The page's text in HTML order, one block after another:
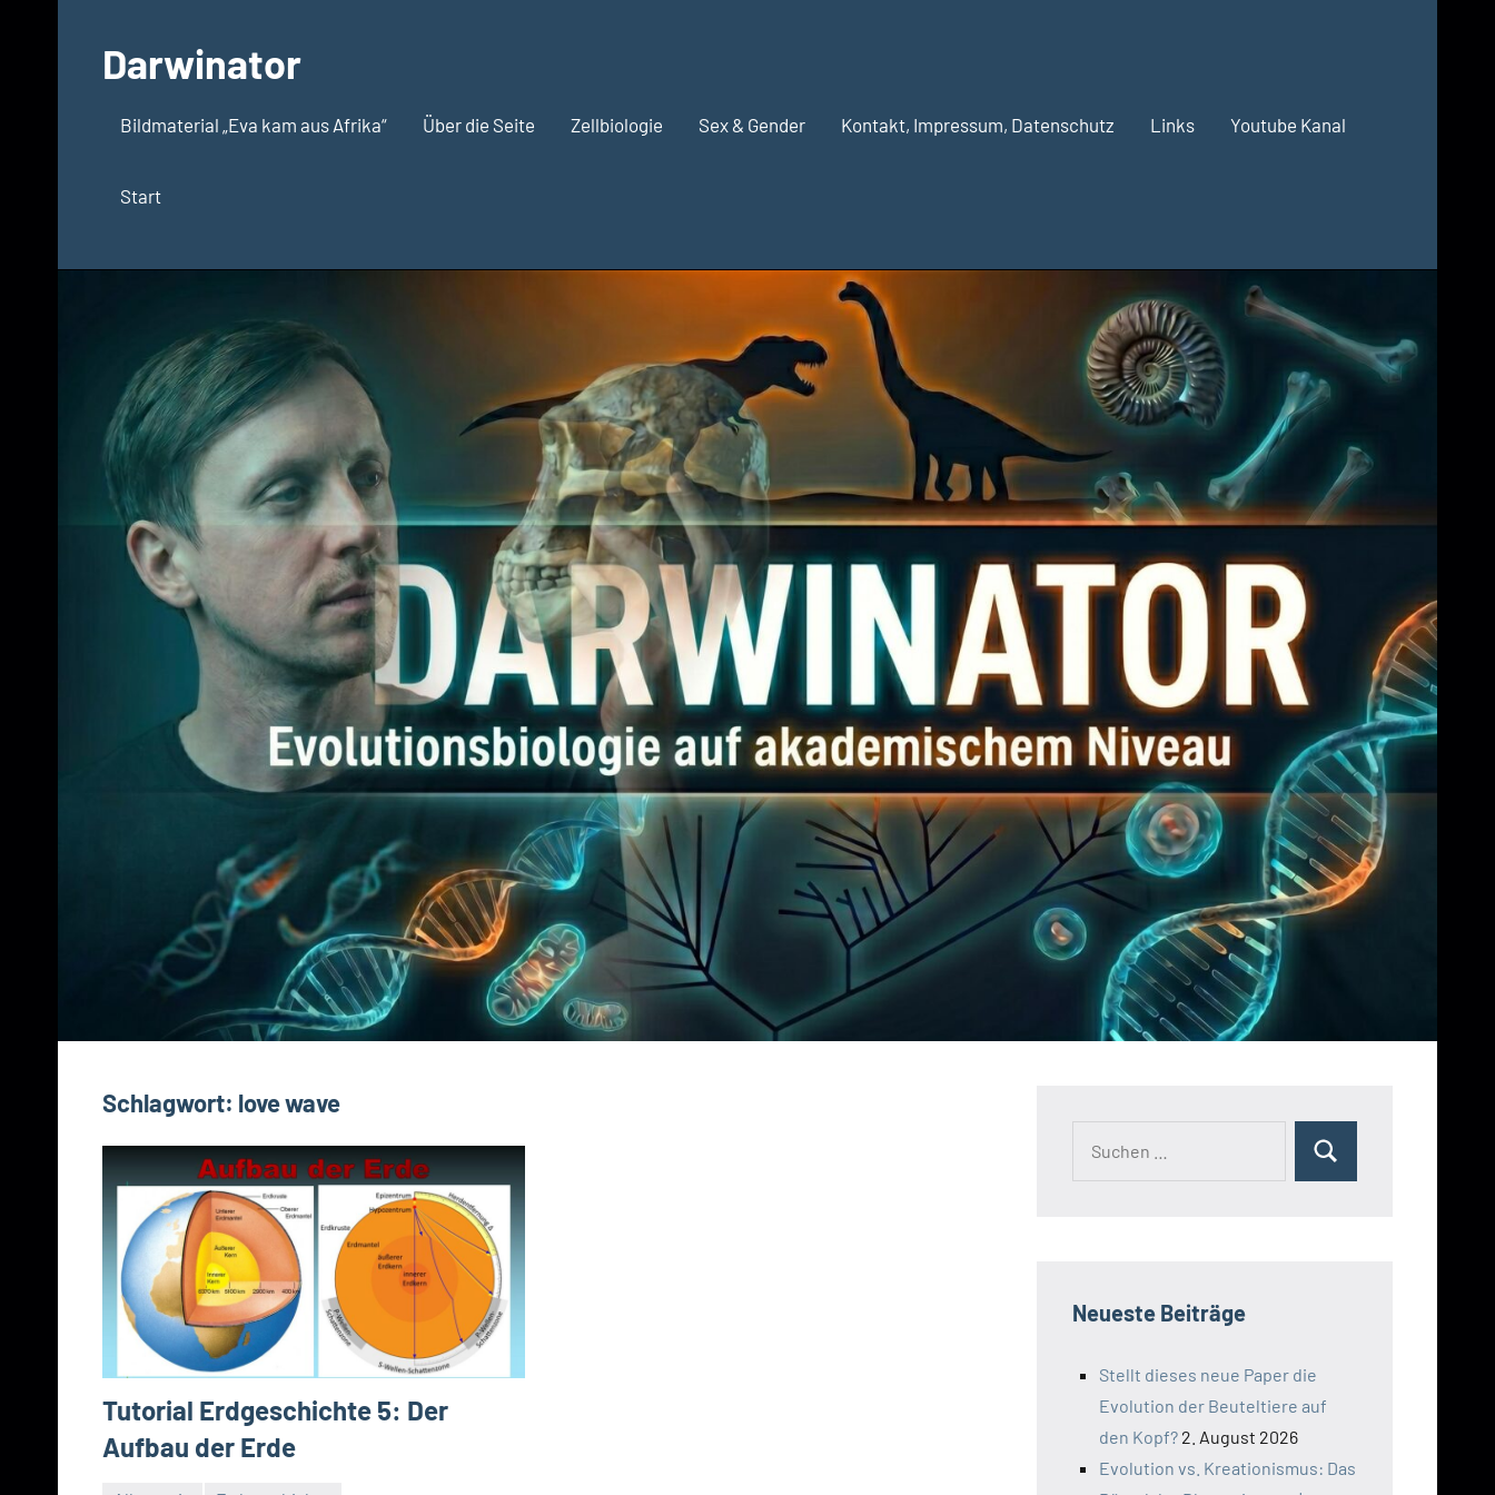
springenDarwinator
Evolutionsbiologie
Bildmaterial „Eva kam aus Afrika“ Über die Seite Zellbiologie Sex & Gender Kontakt, Impressum, Datenschutz Links Youtube Kanal
Start
Schlagwort: love wave
Tutorial Erdgeschichte 5: Der
Aufbau der Erde
Suchen
Neueste Beiträge
Stellt dieses neue Paper die
Evolution der Beuteltiere auf
den Kopf? 2. August 2026
Evolution vs. Kreationismus: Das